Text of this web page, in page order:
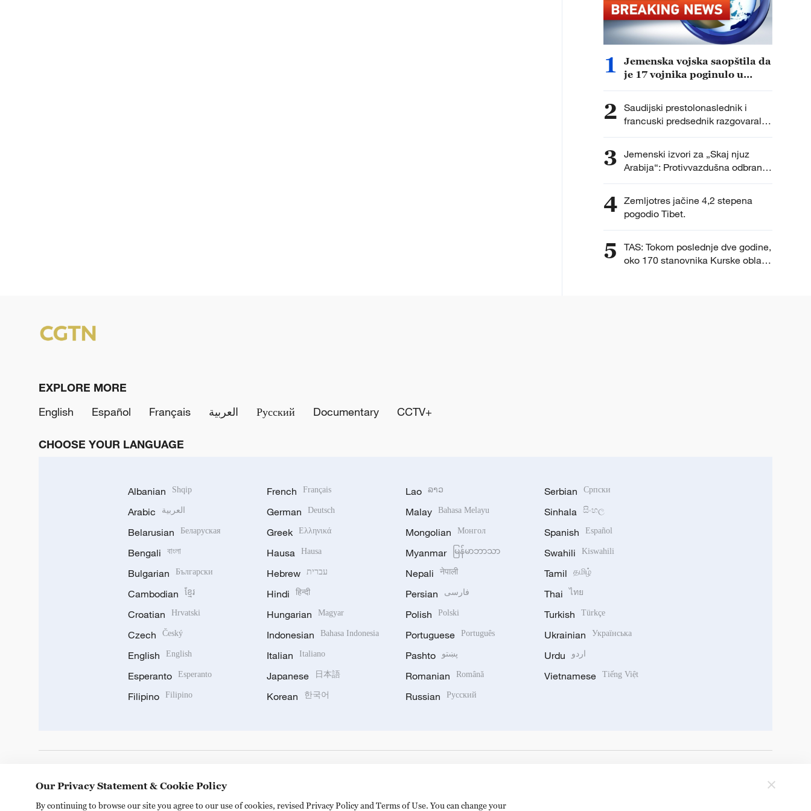
1
Jemenska vojska saopštila da
je 17 vojnika poginulo u
2 Saudijski prestolonaslednik i
francuski predsednik razgovarali o
najnovijim regionalnim
bezbednosti u regionu.
3 Jemenski izvori za „Skaj njuz
Arabija“: Protivvazdušna odbrana
pucala na bespilotne letelice
provinciji Hadramaut.
4 Zemljotres jačine 4,2 stepena
pogodio Tibet.
5
TAS: Tokom poslednje dve godine,
oko 170 stanovnika Kurske oblasti
EXPLORE MORE
English
Español Français العربية Русский Documentary CCTV+
CHOOSE YOUR LANGUAGE
Albanian Shqip
Arabic العربية
Belarusian Беларуская
Bengali বাংলা
Bulgarian Български
Cambodian ខ្មែរ
Croatian Hrvatski
Czech Český
English English
Esperanto Esperanto
Filipino Filipino
French Français
German Deutsch
Greek Ελληνικά
Hausa Hausa
Hebrew עברית
Hindi हिन्दी
Hungarian Magyar
Indonesian Bahasa Indonesia
Italian Italiano
Japanese 日本語
Korean 한국어
Lao ລາວ
Malay Bahasa Melayu
Mongolian Монгол
Myanmar မြန်မာဘာသာ
Nepali नेपाली
Persian فارسی
Polish Polski
Portuguese Português
Pashto پښتو
Romanian Română
Russian Русский
Serbian Српски
Sinhala සිංහල
Spanish Español
Swahili Kiswahili
Tamil தமிழ்
Thai ไทย
Turkish Türkçe
Ukrainian Українська
Urdu اردو
Vietnamese Tiếng Việt
Our Privacy Statement & Cookie Policy
By continuing to browse our site you agree to our use of cookies, revised Privacy Policy and Terms of Use. You can change your